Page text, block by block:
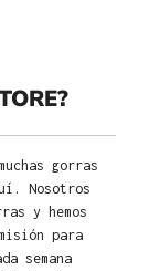
gorras
Nosotros
y hemos
para
semana